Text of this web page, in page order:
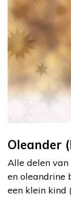
Oleander
Alle delen van
en oleandrine
een klein kind